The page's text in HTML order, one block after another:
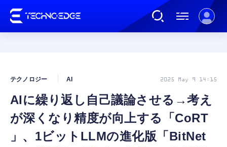
AI
ガジェット
AIに繰り返し自己議論させる→考え
が深くなり精度が向上する「CoRT
」、1ビットLLMの進化版「BitNet
テクノロジー AI 2025 May 9 14:15